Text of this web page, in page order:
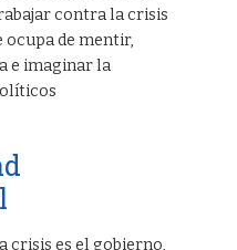
contra la crisis
ocupa de mentir,
e imaginar la
crisis es el gobierno,